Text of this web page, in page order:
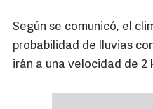
Según se comunicó, el
probabilidad de lluvias
irán a una velocidad de 2